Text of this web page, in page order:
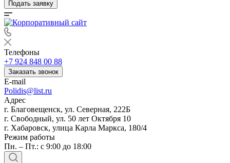
Подать заявку
Телефоны
+7 924 848 00 88
Заказать звонок
E-mail
Polidis@list.ru
Адрес
г. Благовещенск, ул. Северная, 222Б
г. Свободный, ул. 50 лет Октября 10
г. Хабаровск, улица Карла Маркса, 180/4
Режим работы
Пн. – Пт.: с 9:00 до 18:00